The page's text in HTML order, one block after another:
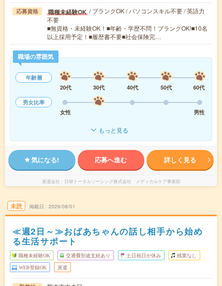
応募資格 職種未経験OK / ブランクOK / パソコンスキル不要 / 英語力
不要
■無資格・未経験OK！■年齢・学歴不問！ブランクOK!■10名
以上採用予定！■履歴書不要■社会保険完…
職場の雰囲気
年齢層
20代
30代 40代 50代
60代
男女比率
女性
男性
もっと見る
気になる! 応募へ進む 詳しく見る
派遣会社 日研トータルソーシング株式会社 メディカルケア事業部
未読 掲載日 2026/08/01
≪週2日～≫おばあちゃんの話し相手から始め
る生活サポート
職種未経験OK 交通費別途支給あり 土日祝日が休み 残業なし
WEB登録OK 派遣